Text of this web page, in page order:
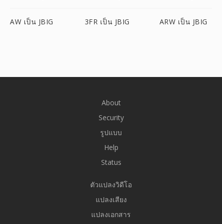
AW เป็น JBIG 3FR เป็น JBIG ARW เป็น JBIG
About
Security
รูปแบบ
Help
Status
ตัวแปลงวิดีโอ
แปลงเสียง
แปลงเอกสาร